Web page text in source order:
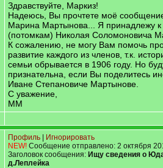
Здравствуйте, Маркиз!
Надеюсь, Вы прочтете моё
Марина Мартынова... Я принадлежу к
(потомкам) Николая Соломоновича
К сожалению, не могу Вам помочь
развитие каждого из членов, т.к.
семьи обрывается в 1906 году. Но
признательна, если Вы поделитесь
Иване Степановиче Мартынове.
С уважение,
ММ
Профиль
Игнорировать
NEW! Сообщение отправлено: 2 октября
Заголовок сообщения: Ищу сведения о
д.Леплейка